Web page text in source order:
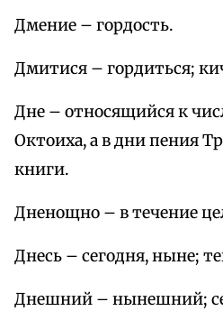
Дмение – гордость.
Дмитися – гордиться;
Дне – относящийся к
Октоиха, а в дни пения
книги.
Дненощно – в течение
Днесь – сегодня, ныне;
Днешний – нынешний;